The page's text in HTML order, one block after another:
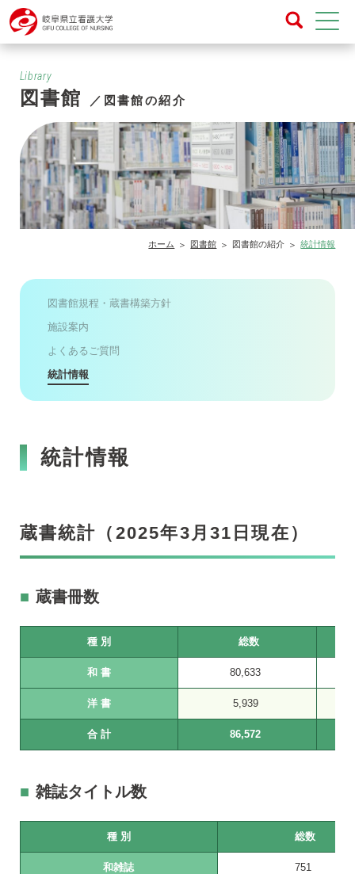
Library
図書館 ／図書館の紹介
ホーム 図書館 図書館の紹介 統計情報
図書館規程・蔵書構築方針
施設案内
よくあるご質問
統計情報
統計情報
蔵書統計（2025年3月31日現在）
蔵書冊数
種 別 総数
和 書 80,633
洋 書 5,939
合 計 86,572
雑誌タイトル数
種 別 総数
和雑誌 751